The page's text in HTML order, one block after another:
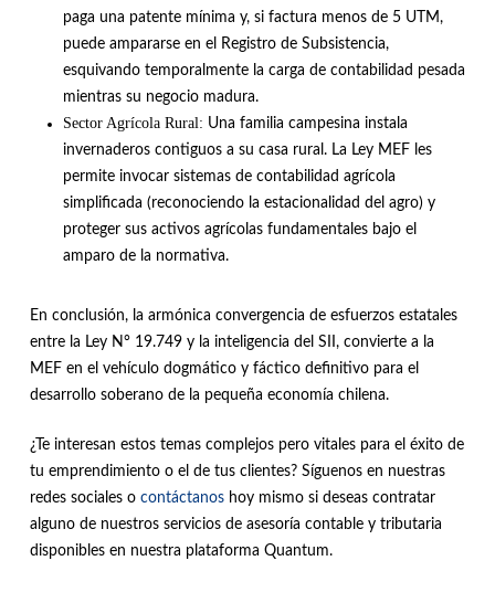
paga una patente mínima y, si factura menos de 5 UTM,
puede ampararse en el Registro de Subsistencia,
esquivando temporalmente la carga de contabilidad pesada
mientras su negocio madura.
Sector Agrícola Rural: Una familia campesina instala
invernaderos contiguos a su casa rural . La Ley MEF les
permite invocar sistemas de contabilidad agrícola
simplificada (reconociendo la estacionalidad del agro) y
proteger sus activos agrícolas fundamentales bajo el
amparo de la normativa.
En conclusión, la armónica convergencia de esfuerzos estatales
entre la Ley N° 19.749 y la inteligencia del SII, convierte a la
MEF en el vehículo dogmático y fáctico definitivo para el
desarrollo soberano de la pequeña economía chilena.
¿Te interesan estos temas complejos pero vitales para el éxito de
tu emprendimiento o el de tus clientes? Síguenos en nuestras
redes sociales o contáctanoshoy mismo si deseas contratar
alguno de nuestros servicios de asesoría contable y tributaria
disponibles en nuestra plataforma Quantum.